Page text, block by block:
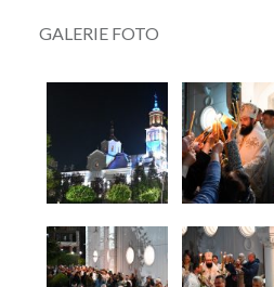
GALERIE FOTO